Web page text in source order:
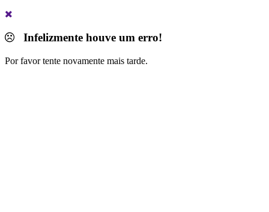
Infelizmente houve um erro!
Por favor tente novamente mais tarde.